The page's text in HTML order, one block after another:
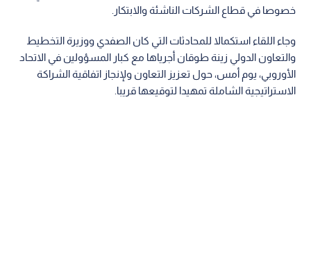
خصوصا في قطاع الشركات الناشئة والابتكار.
وجاء اللقاء استكمالا للمحادثات التي كان الصفدي ووزيرة التخطيط
والتعاون الدولي زينة طوقان أجرياها مع كبار المسؤولين في الاتحاد
الأوروبي، يوم أمس، حول تعزيز التعاون ولإنجاز اتفاقية الشراكة
الاستراتيجية الشاملة تمهيدا لتوقيعها قريبا.